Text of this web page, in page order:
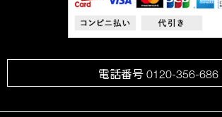
電話番号 0120-356-686